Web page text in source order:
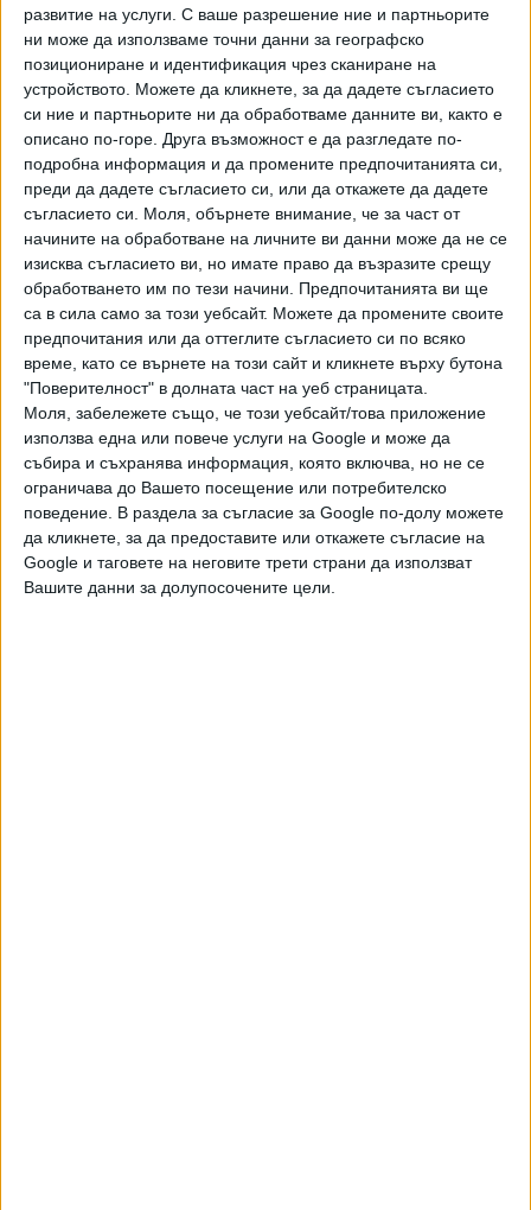
развитие на услуги. С ваше разрешение ние и партньорите
ни може да използваме точни данни за географско
позициониране и идентификация чрез сканиране на
устройството. Можете да кликнете, за да дадете съгласието
си ние и партньорите ни да обработваме данните ви, както е
описано по-горе. Друга възможност е да разгледате по-
подробна информация и да промените предпочитанията си,
преди да дадете съгласието си, или да откажете да дадете
съгласието си.
Моля, обърнете внимание, че за част от
начините на обработване на личните ви данни може да не се
изисква съгласието ви, но имате право да възразите срещу
обработването им по тези начини. Предпочитанията ви ще
са в сила само за този уебсайт. Можете да промените своите
предпочитания или да оттеглите съгласието си по всяко
време, като се върнете на този сайт и кликнете върху бутона
"Поверителност" в долната част на уеб страницата.
Моля, забележете също, че този уебсайт/това приложение
използва една или повече услуги на Google и може да
събира и съхранява информация, която включва, но не се
ограничава до Вашето посещение или потребителско
поведение. В раздела за съгласие за Google по-долу можете
да кликнете, за да предоставите или откажете съгласие на
Google и таговете на неговите трети страни да използват
Вашите данни за долупосочените цели.
важни показатели за оценка на бъбречната функция. Към
настоящия момент в практиката се изследва основно
креатинин, а това не е достатъчно информативен
показател, тъй като зависи от различни фактори,
посочват експертите. Прогресията на хроничното
бъбречно заболяване протича безсимптомно и това е
причина за късно диагностициране, ненавременна
терапия и развитие на бъбречна недостатъчност, която
налага диализа. Най-уязвими са пациентите със захарен
диабет и/или артериална хипертония.
Сега в обхвата на профилактичните прегледи се предлага
допълване на изследването на креатинин при лица от 20
до 65 години с изчисляване на гломерулна филтрация.
При диспансерното наблюдение се предлага
изследването на микроалбуминурия при лица със захарен
диабет да се замени с „изследване на съотношение
албумин/креатинин в урината – UACR. Изследването за
креатинин при лица със захарен диабет и артериална
хипертония пък ще се допълни с изчислена стойност на
гломерулна филтрация (eGFR).